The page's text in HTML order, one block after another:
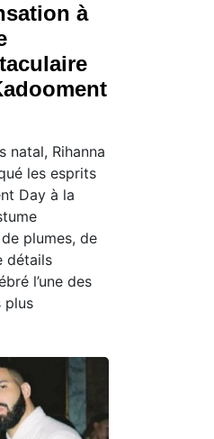
à
natal, Rihanna
les esprits
Day à la
plumes, de
détails
l’une des
plus